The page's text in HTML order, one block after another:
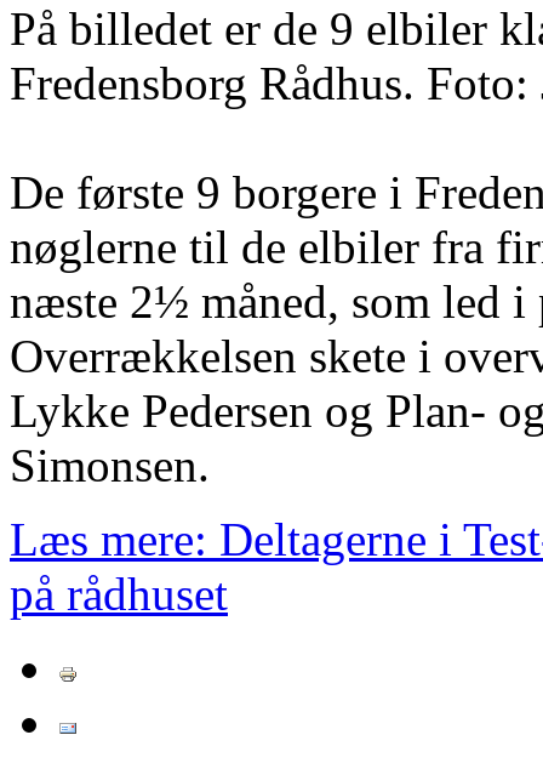
På billedet er de 9 elbiler
Fredensborg Rådhus.
De første 9 borgere i
nøglerne til de elbiler fra
næste 2½ måned, som led
Overrækkelsen skete i
Lykke Pedersen og Plan-
Simonsen.
Læs mere: Deltagerne i
på rådhuset